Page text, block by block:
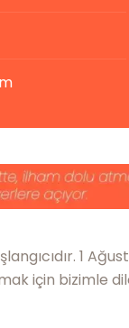
1
için bizimle